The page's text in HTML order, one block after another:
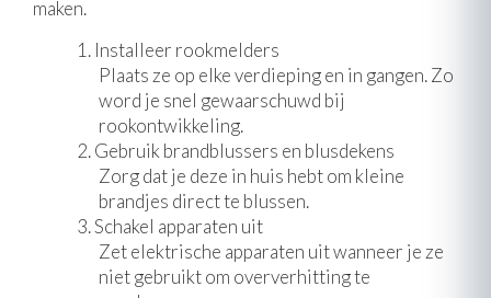
maken.
Installeer rookmelders
Plaats ze op elke verdieping en in gangen. Zo
word je snel gewaarschuwd bij
rookontwikkeling.
Gebruik brandblussers en blusdekens
Zorg dat je deze in huis hebt om kleine
brandjes direct te blussen.
Schakel apparaten uit
Zet elektrische apparaten uit wanneer je ze
niet gebruikt om oververhitting te